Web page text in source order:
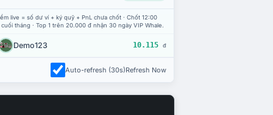
live = số dư ví + ký quỹ + PnL chưa chốt · Chốt 12:00
tháng · Top 1 trên 20.000 đ nhận 30 ngày VIP Whale.
Demo123 10.115 đ
Auto-refresh (30s)Refresh Now